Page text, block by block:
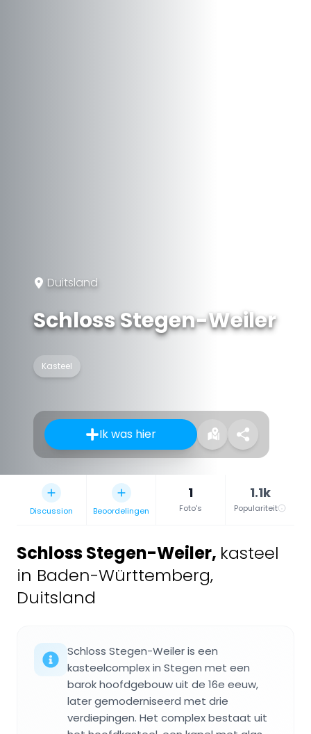
Duitsland
Schloss Stegen-Weiler
Kasteel
Ik was hier
Discussion Beoordelingen
1
Foto's
1.1k
Populariteit
Schloss Stegen-Weiler, kasteel
in Baden-Württemberg,
Duitsland
Schloss Stegen-Weiler is een
kasteelcomplex in Stegen met een
barok hoofdgebouw uit de 16e eeuw,
later gemoderniseerd met drie
verdiepingen. Het complex bestaat uit